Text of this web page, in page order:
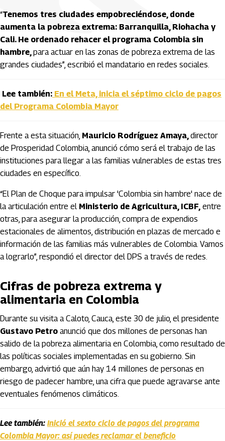
“Tenemos tres ciudades empobreciéndose, donde
aumenta la pobreza extrema: Barranquilla, Riohacha y
Cali. He ordenado rehacer el programa Colombia sin
hambre,para actuar en las zonas de pobreza extrema de las
grandes ciudades”, escribió el mandatario en redes sociales.
Lee también: En el Meta, inicia el séptimo ciclo de pagos
del Programa Colombia Mayor
Frente a esta situación, Mauricio Rodríguez Amaya,director
de Prosperidad Colombia, anunció cómo será el trabajo de las
instituciones para llegar a las familias vulnerables de estas tres
ciudades en específico.
“El Plan de Choque para impulsar 'Colombia sin hambre' nace de
la articulación entre el Ministerio de Agricultura, ICBF, entre
otras, para asegurar la producción, compra de expendios
estacionales de alimentos, distribución en plazas de mercado e
información de las familias más vulnerables de Colombia. Vamos
a lograrlo”, respondió el director del DPS a través de redes.
Cifras de pobreza extrema y
alimentaria en Colombia
Durante su visita a Caloto, Cauca, este 30 de julio, el presidente
Gustavo Petro anunció que dos millones de personas han
salido de la pobreza alimentaria en Colombia, como resultado de
las políticas sociales implementadas en su gobierno. Sin
embargo, advirtió que aún hay 14 millones de personas en
riesgo de padecer hambre, una cifra que puede agravarse ante
eventuales fenómenos climáticos.
Lee también: Inició el sexto ciclo de pagos del programa
Colombia Mayor: así puedes reclamar el beneficio